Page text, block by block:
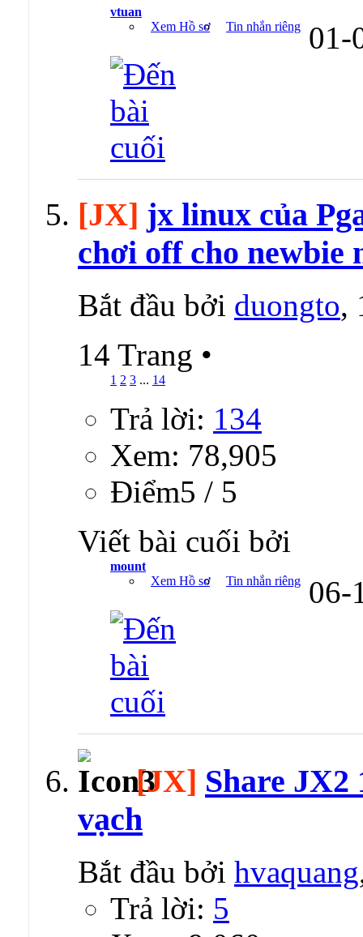
vtuan
Xem Hồ sơ
Tin nhắn riêng 01-
[JX] jx linux của
chơi off cho newbie
Bắt đầu bởi duongto,
14 Trang •
1 2 3 ... 14
Trả lời: 134
Xem: 78,905
Ðiểm5 / 5
Viết bài cuối bởi
mount
Xem Hồ sơ
Tin nhắn riêng 06-
[JX] Share
vạch
Bắt đầu bởi hvaquang
Trả lời: 5